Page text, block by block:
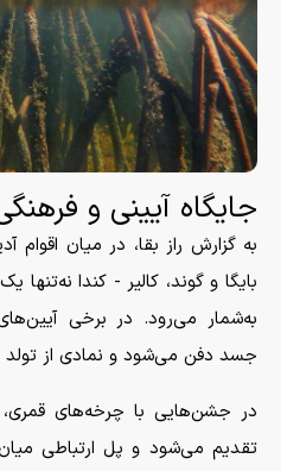
جایگاه آیینی و
به گزارش راز بقا، در میان اقوام
بایگا و گوند، کالیر - کندا
به‌شمار می‌رود. در برخی
جسد دفن می‌شود و نمادی از
در جشن‌هایی با چرخه‌های
تقدیم می‌شود و پل ارتباطی میان